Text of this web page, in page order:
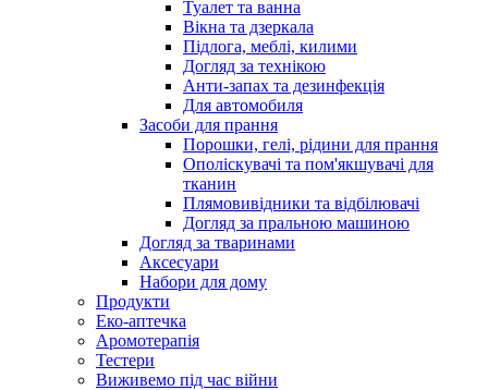
Туалет та ванна
Вікна та дзеркала
Підлога, меблі, килими
Догляд за технікою
Анти-запах та дезинфекція
Для автомобиля
Засоби для прання
Порошки, гелі, рідини для прання
Ополіскувачі та пом'якшувачі для
тканин
Плямовивідники та відбілювачі
Догляд за пральною машиною
Догляд за тваринами
Аксесуари
Набори для дому
Продукти
Еко-аптечка
Аромотерапія
Тестери
Виживемо під час війни